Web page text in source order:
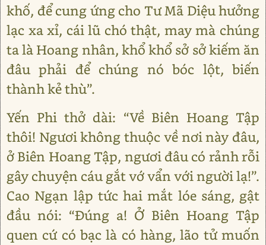
khố, để cung ứng cho Tư Mã Diệu hưởng
lạc xa xỉ, cái lũ chó thật, may mà chúng
ta là Hoang nhân, khổ khổ sở sở kiếm ăn
đâu phải để chúng nó bóc lột, biến
thành kẻ thù”.
Yến Phi thở dài: “Về Biên Hoang Tập
thôi! Ngươi không thuộc về nơi này đâu,
ở Biên Hoang Tập, ngươi đâu có rảnh rỗi
gây chuyện cáu gắt vớ vẩn với người lạ!”.
Cao Ngạn lập tức hai mắt lóe sáng, gật
đầu nói: “Đúng a! Ở Biên Hoang Tập
quen cứ có bạc là có hàng, lão tử muốn